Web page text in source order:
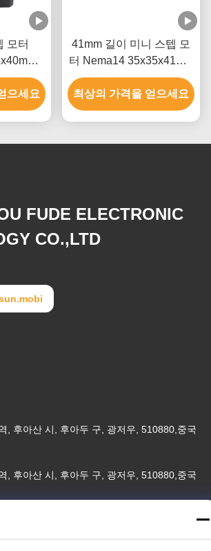
모터
텝 모터
으세요
41mm 길이 미니 스텝 모
터 Nema14 35x35x41mm
180mN.M 의료용 기계
최상의 가격을 얻으세요
FUDE ELECTRONIC
CO.,LTD
, 후아산 시, 후아두 구, 광저우, 510880,중국
, 후아산 시, 후아두 구, 광저우, 510880,중국